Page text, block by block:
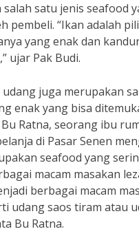
satu jenis seafood
pembeli. “Ikan adalah
yang enak dan
ujar Pak Budi.
udang juga merupakan
enak yang bisa
Ratna, seorang ibu
di Pasar Senen
seafood yang
macam masakan
berbagai macam
udang saos tiram atau
Bu Ratna.